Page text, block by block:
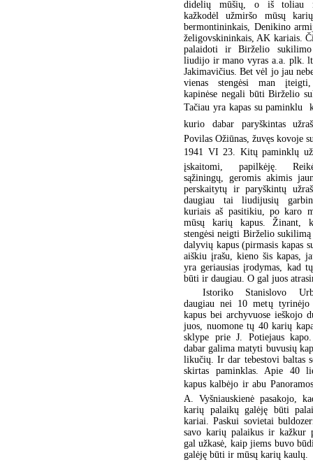
didelių mūšių, o iš toliau
kažkodėl užmiršo mūsų
bermontininkais, Denikino
želigovskininkais, AK kariais.
palaidoti ir Birželio
liudijo ir mano vyras a.a. plk.
Jakimavičius. Bet vėl jo jau
vienas stengėsi man
kapinėse negali būti Birželio
Tačiau yra kapas su paminklu
kurio dabar paryškintas
Povilas Ožiūnas, žuvęs kovoje
1941 VI 23. Kitų paminklų
įskaitomi, papilkėję.
sąžiningų, geromis akimis
perskaitytų ir paryškintų
daugiau tai liudijusių
kuriais aš pasitikiu, po karo
mūsų karių kapus. Žinant,
stengėsi neigti Birželio
dalyvių kapus (pirmasis kapas
aiškiu įrašu, kieno šis kapas,
yra geriausias įrodymas, kad
būti ir daugiau. O gal juos
Istoriko Stanislovo
daugiau nei 10 metų
kapus bei archyvuose ieškojo
juos, nuomone tų 40 karių
sklype prie J. Potiejaus
dabar galima matyti buvusių
likučių. Ir dar tebestovi baltas
skirtas paminklas. Apie 40
kapus kalbėjo ir abu
A. Vyšniauskienė pasakojo,
karių palaikų galėję būti
kariai. Paskui sovietai
savo karių palaikus ir kažkur
gal užkasė, kaip jiems buvo
galėję būti ir mūsų karių kaulų.